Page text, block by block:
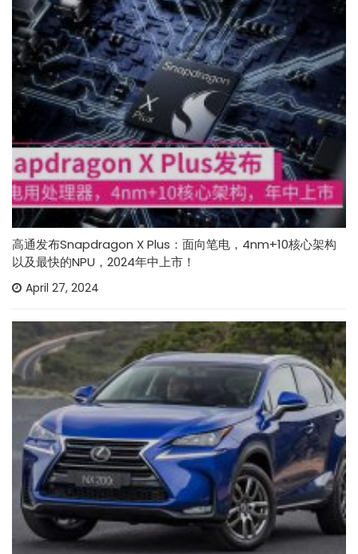
高通发布Snapdragon X Plus：面向笔电，4nm+10核心架构
以及最快的NPU，2024年中上市！
April 27, 2024